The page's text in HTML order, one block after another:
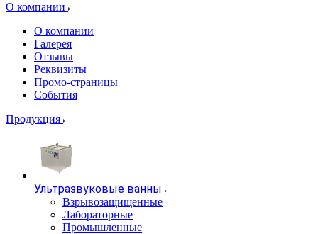
О компании
О компании
Галерея
Отзывы
Реквизиты
Промо-страницы
События
Продукция
Ультразвуковые ванны
Взрывозащищенные
Лабораторные
Промышленные